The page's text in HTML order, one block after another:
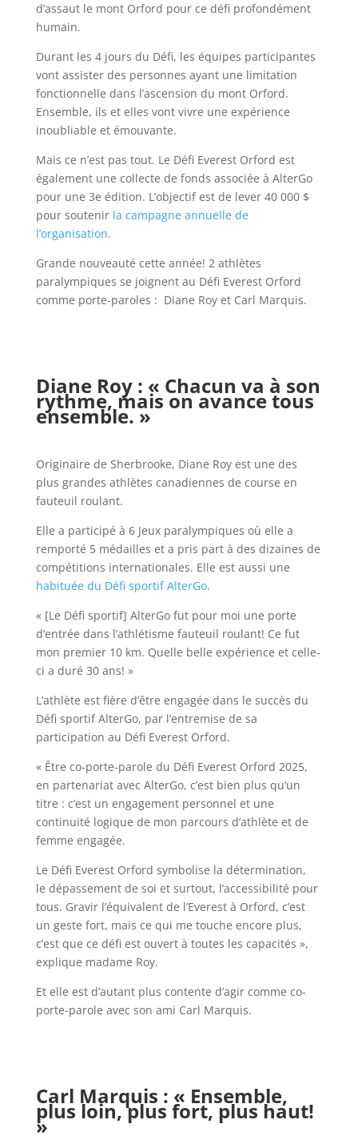
d’assaut le mont Orford pour ce défi profondément
humain.
Durant les 4 jours du Défi, les équipes participantes
vont assister des personnes ayant une limitation
fonctionnelle dans l’ascension du mont Orford.
Ensemble, ils et elles vont vivre une expérience
inoubliable et émouvante.
Mais ce n’est pas tout. Le Défi Everest Orford est
également une collecte de fonds associée à AlterGo
pour une 3e édition. L’objectif est de lever 40 000 $
pour soutenir la campagne annuelle de
l’organisation.
Grande nouveauté cette année! 2 athlètes
paralympiques se joignent au Défi Everest Orford
comme porte-paroles : Diane Roy et Carl Marquis.
Diane Roy : « Chacun va à son
rythme, mais on avance tous
ensemble. »
Originaire de Sherbrooke, Diane Roy est une des
plus grandes athlètes canadiennes de course en
fauteuil roulant.
Elle a participé à 6 Jeux paralympiques où elle a
remporté 5 médailles et a pris part à des dizaines de
compétitions internationales. Elle est aussi une
habituée du Défi sportif AlterGo.
« [Le Défi sportif] AlterGo fut pour moi une porte
d’entrée dans l’athlétisme fauteuil roulant! Ce fut
mon premier 10 km. Quelle belle expérience et celle-
ci a duré 30 ans! »
L’athlète est fière d’être engagée dans le succès du
Défi sportif AlterGo, par l’entremise de sa
participation au Défi Everest Orford.
« Être co-porte-parole du Défi Everest Orford 2025,
en partenariat avec AlterGo, c’est bien plus qu’un
titre : c’est un engagement personnel et une
continuité logique de mon parcours d’athlète et de
femme engagée.
Le Défi Everest Orford symbolise la détermination,
le dépassement de soi et surtout, l’accessibilité pour
tous. Gravir l’équivalent de l’Everest à Orford, c’est
un geste fort, mais ce qui me touche encore plus,
c’est que ce défi est ouvert à toutes les capacités »,
explique madame Roy.
Et elle est d’autant plus contente d’agir comme co-
porte-parole avec son ami Carl Marquis.
Carl Marquis : « Ensemble,
plus loin, plus fort, plus haut!
»